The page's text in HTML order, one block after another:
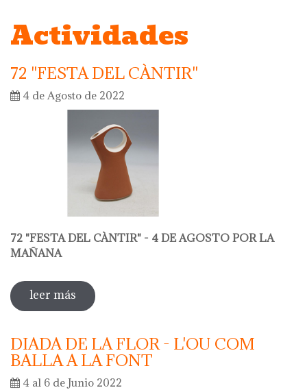
Actividades
72 "FESTA DEL CÀNTIR"
4 de Agosto de 2022
72 "FESTA DEL CÀNTIR" - 4 DE AGOSTO POR LA
MAÑANA
leer más sobre 72 "festa del càntir"
DIADA DE LA FLOR - L'OU COM
BALLA A LA FONT
4 al 6 de Junio 2022